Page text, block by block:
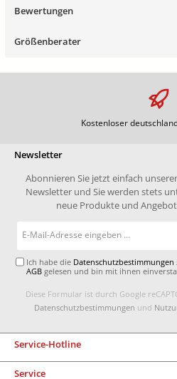
Bewertungen
Größenberater
Kostenloser
Newsletter
Abonnieren Sie jetzt einfach
Newsletter und Sie werden stets
neue Produkte und
Ich habe die Datenschutzbestimmungen
AGB gelesen und bin mit ihnen
Diese Formular ist durch Google
Datenschutzbestimmungen und
Service-Hotline
Service